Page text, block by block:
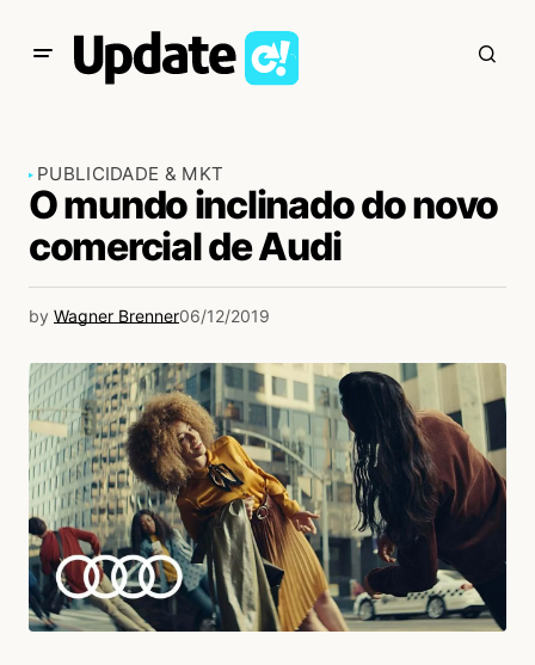
PUBLICIDADE & MKT
O mundo inclinado do novo
comercial de Audi
by Wagner Brenner06/12/2019